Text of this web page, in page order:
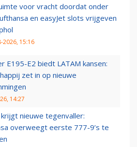
voor vracht doordat onder
en easyJet slots vrijgeven
2026, 15:16
E195-E2 biedt LATAM kansen:
zet in op nieuwe
14:27
nieuwe tegenvaller:
overweegt eerste 777-9’s te